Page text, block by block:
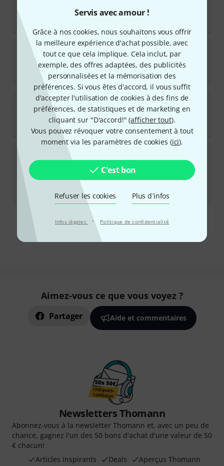
Servis avec amour !
Grâce à nos cookies, nous souhaitons vous offrir
la meilleure expérience d'achat possible, avec
tout ce que cela implique. Cela inclut, par
exemple, des offres adaptées, des publicités
personnalisées et la mémorisation des
préférences. Si vous êtes d'accord, il vous suffit
d'accepter l'utilisation de cookies à des fins de
préférences, de statistiques et de marketing en
cliquant sur "D'accord!" (afficher tout).
Vous pouvez révoquer votre consentement à tout
moment via les paramètres de cookies (ici).
C'est bon
Refuser les cookies Plus d´infos
Infos légales · Politique de confidentialité
Disponible immédiatement
Boss FS-5U B-Stock
19
Ce produit est épuisé
42€
ADDAC 313 Triple Gate Pedal
Disponible immédiatement
139€
ADDAC
Disponible immédiatement
75€
Meilleur prix sur 30 jours:79
-5%
Envoi gratuit à partir de 69 €
Les prix sont indiqués avec TVA comprise
Aimez-vous ce que vous voyez ?
Partager Aide et commentaires
Newsletters Thomann
Abonnez-vous à la newsletter Thomann et, avec un peu de
chance, gagnez l'un des 50 bons d'achat d'une valeur de 50
€ chacun!
Articles inspirants
Deals Aperçus Thomann